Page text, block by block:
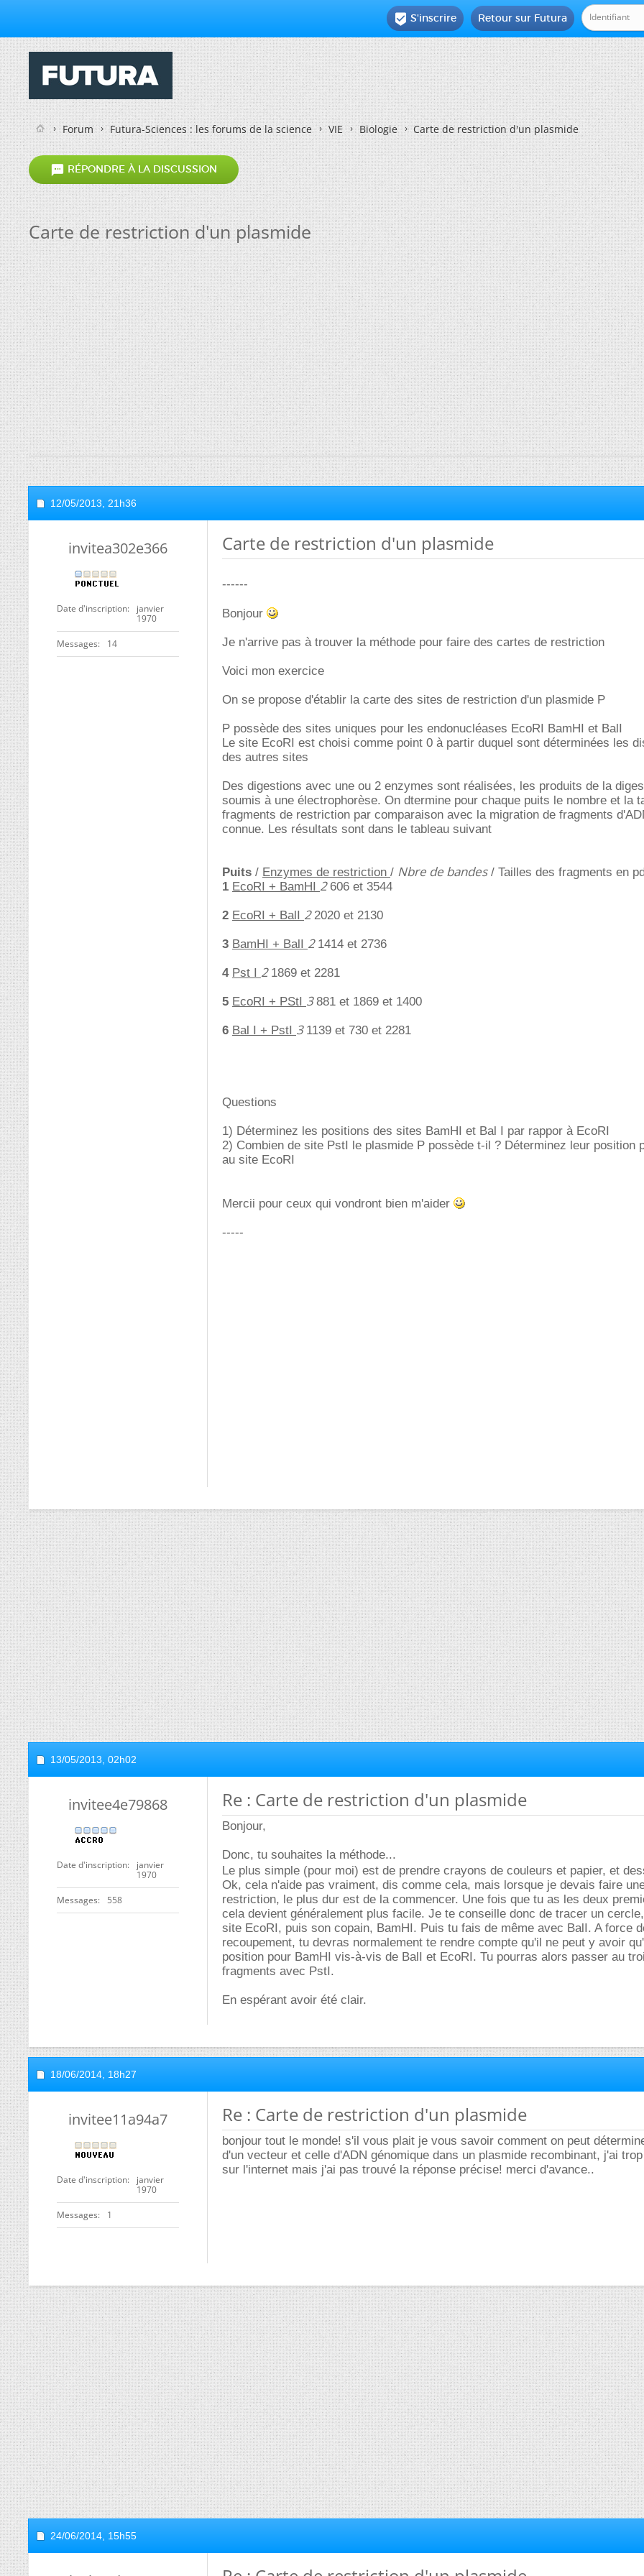
Retour sur Futura
 S'inscrire
Forum Futura-Sciences : les forums de la science VIE Biologie Carte de restriction d'un plasmide
 RÉPONDRE À LA DISCUSSION
Carte de restriction d'un plasmide
12/05/2013, 21h36
invitea302e366
Date d'inscription
janvier
1970
Messages 14
Carte de restriction d'un plasmide
------
Bonjour
Je n'arrive pas à trouver la méthode pour faire des cartes de restriction
Voici mon exercice
On se propose d'établir la carte des sites de restriction d'un plasmide P
P possède des sites uniques pour les endonucléases EcoRI BamHI et BalI
Le site EcoRI est choisi comme point 0 à partir duquel sont déterminées les
des autres sites
Des digestions avec une ou 2 enzymes sont réalisées, les produits de la
soumis à une électrophorèse. On dtermine pour chaque puits le nombre et la
fragments de restriction par comparaison avec la migration de fragments
connue. Les résultats sont dans le tableau suivant
Puits / Enzymes de restriction / Nbre de bandes/ Tailles des fragments en
1 EcoRI + BamHI 2 606 et 3544
2 EcoRI + BalI 2 2020 et 2130
3 BamHI + BalI 2 1414 et 2736
4 Pst I 2 1869 et 2281
5 EcoRI + PStI 3881 et 1869 et 1400
6 Bal I + PstI 3 1139 et 730 et 2281
Questions
1) Déterminez les positions des sites BamHI et Bal I par rappor à EcoRI
2) Combien de site PstI le plasmide P possède t-il ? Déterminez leur position
au site EcoRI
Mercii pour ceux qui vondront bien m'aider
-----
13/05/2013, 02h02
invitee4e79868
Date d'inscription
janvier
1970
Messages 558
Re : Carte de restriction d'un plasmide
Bonjour,
Donc, tu souhaites la méthode...
Le plus simple (pour moi) est de prendre crayons de couleurs et papier, et
Ok, cela n'aide pas vraiment, dis comme cela, mais lorsque je devais faire
restriction, le plus dur est de la commencer. Une fois que tu as les deux
cela devient généralement plus facile. Je te conseille donc de tracer un
site EcoRI, puis son copain, BamHI. Puis tu fais de même avec BalI. A force
recoupement, tu devras normalement te rendre compte qu'il ne peut y avoir
position pour BamHI vis-à-vis de BalI et EcoRI. Tu pourras alors passer au
fragments avec PstI.
En espérant avoir été clair.
18/06/2014, 18h27
invitee11a94a7
Date d'inscription
janvier
1970
Messages 1
Re : Carte de restriction d'un plasmide
bonjour tout le monde! s'il vous plait je vous savoir comment on peut
d'un vecteur et celle d'ADN génomique dans un plasmide recombinant, j'ai
sur l'internet mais j'ai pas trouvé la réponse précise! merci d'avance..
24/06/2014, 15h55